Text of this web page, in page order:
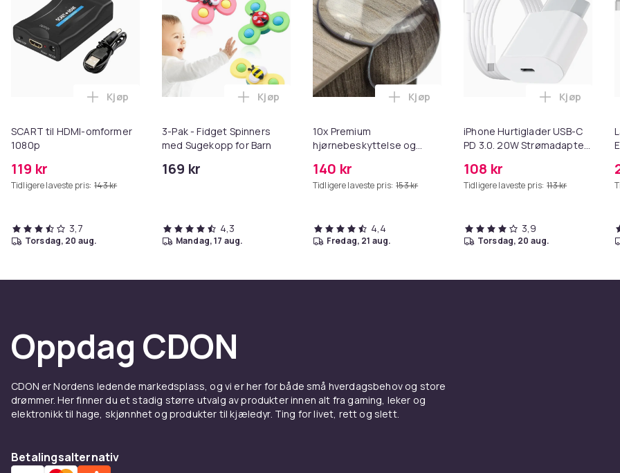
SCART til HDMI-omformer
1080p
119 kr
Tidligere laveste pris: 143 kr
Legg SCART til HDMI-omformer 1080p i handlekurven
Kjøp
3,7
torsdag, 20 aug.
3-Pak - Fidget Spinners
med Sugekopp for Barn
169 kr
Legg 3-Pak - Fidget Spinners med Sugekopp for Barn i handlekurven
Kjøp
4,3
mandag, 17 aug.
10x Premium
hjørnebeskyttelse og
140 kr
Tidligere laveste pris: 153 kr
Legg 10x Premium hjørnebeskyttelse og
Kjøp
4,4
fredag, 21 aug.
iPhone Hurtiglader USB-C
PD 3.0. 20W Strømadapter
108 kr
Tidligere laveste pris: 113 kr
Legg
Kjøp
3,9
torsdag, 20 aug.
Oppdag CDON
CDON er Nordens ledende markedsplass, og vi er her for både små hverdagsbehov og store
drømmer. Her finner du et stadig større utvalg av produkter innen alt fra gaming, leker og
elektronikk til hage, skjønnhet og produkter til kjæledyr. Ting for livet, rett og slett.
Betalingsalternativ